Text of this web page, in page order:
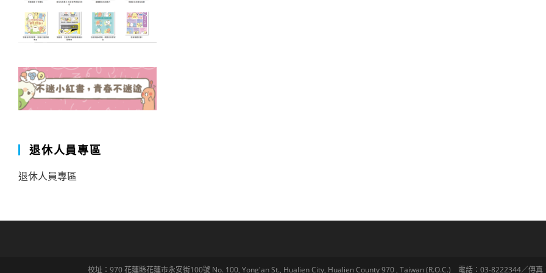
退休人員專區
退休人員專區
校址：970 花蓮縣花蓮市永安街100號 No. 100, Yong'an St., Hualien City, Hualien County 970 , Taiwan (R.O.C.) 電話：03-8222344／傳